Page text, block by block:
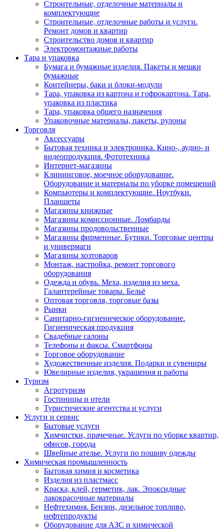
Строительные, отделочные материалы и
комплектующие
Строительные, отделочные работы и услуги.
Ремонт домов и квартир
Строительство домов и квартир
Электромонтажные работы
Тара и упаковка
Бумага и бумажные изделия. Пакеты и мешки
бумажные
Контейнеры, баки и блоки-модули
Тара, упаковка из картона и гофрокартона. Тара,
упаковка из пластика
Тара, упаковка общего назначения
Упаковочные материалы, пакеты, рулоны
Торговля
Аксессуары
Бытовая техника и электроника. Кино-, аудио- и
видеопродукция. Фототехника
Интернет-магазины
Клининговое, моечное оборудование.
Оборудование и материалы по уборке помещений
Компьютеры и комплектующие. Ноутбуки.
Планшеты
Магазины книжные
Магазины комиссионные. Ломбарды
Магазины продовольственные
Магазины фирменные. Бутики. Торговые центры
и универмаги
Магазины хозтоваров
Монтаж, настройка, ремонт торгового
оборудования
Одежда и обувь. Меха, изделия из меха.
Галантерейные товары. Бельё
Оптовая торговля, торговые базы
Рынки
Санитарно-гигиеническое оборудование.
Гигиеническая продукция
Свадебные салоны
Телефоны и факсы. Смартфоны
Торговое оборудование
Художественные изделия. Подарки и сувениры
Ювелирные изделия, украшения и работы
Туризм
Агротуризм
Гостиницы и отели
Туристические агентства и услуги
Услуги и сервис
Бытовые услуги
Химчистки, прачечные. Услуги по уборке квартир,
офисов, города
Швейные ателье. Услуги по пошиву одежды
Химическая промышленность
Бытовая химия и косметика
Изделия из пластмасс
Краска, клей, герметик, лак. Эпоксидные
лакокрасочные материалы
Нефтехимия. Бензин, дизельное топливо,
нефтепродукты
Оборудование для АЗС и химической